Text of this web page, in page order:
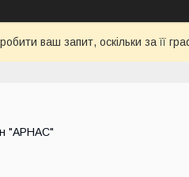
ваш запит, оскільки за її
"АРНАС"